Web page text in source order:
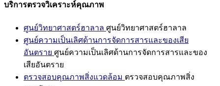
บริการตรวจวิเคราะห์คุณภาพ
ศูนย์วิทยาศาสตร์ฮาลาล ศูนย์วิทยาศาสตร์ฮาลาล
ศูนย์ความเป็นเลิศด้านการจัดการสารและของเสีย
อันตราย ศูนย์ความเป็นเลิศด้านการจัดการสารและของ
เสียอันตราย
ตรวจสอบคุณภาพสิ่งแวดล้อม ตรวจสอบคุณภาพสิ่ง